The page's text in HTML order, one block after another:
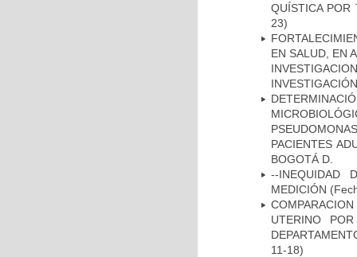
QUÍSTICA POR
23)
EN SALUD, EN
PACIENTES
BOGOTÁ D.
--INEQUIDAD
MEDICIÓN
UTERINO
11-18)